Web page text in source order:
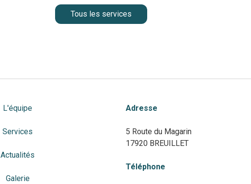
Tous les services
L'équipe
Services
Actualités
Galerie
Adresse
5 Route du Magarin
17920 BREUILLET
Téléphone